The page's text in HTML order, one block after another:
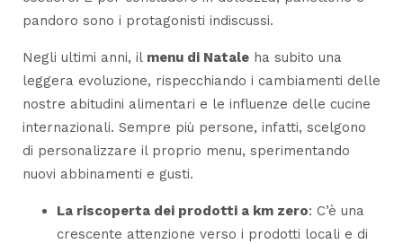
pandoro sono i protagonisti indiscussi.
Negli ultimi anni, il menu di Natale ha subito una
leggera evoluzione, rispecchiando i cambiamenti delle
nostre abitudini alimentari e le influenze delle cucine
internazionali. Sempre più persone, infatti, scelgono
di personalizzare il proprio menu, sperimentando
nuovi abbinamenti e gusti.
La riscoperta dei prodotti a km zero: C’è una
crescente attenzione verso i prodotti locali e di